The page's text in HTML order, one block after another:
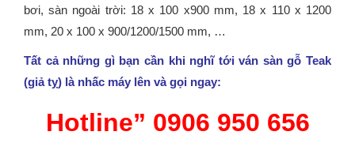
bơi, sàn ngoài trời: 18 x 100 x900 mm, 18 x 110 x 1200
mm, 20 x 100 x 900/1200/1500 mm, …
Tất cả những gì bạn cần khi nghĩ tới ván sàn gỗ Teak
(giả tỵ) là nhấc máy lên và gọi ngay:
Hotline” 0906 950 656